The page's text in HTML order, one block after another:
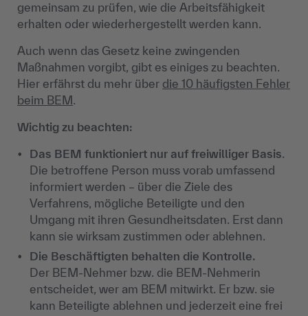
gemeinsam zu prüfen, wie die Arbeitsfähigkeit
erhalten oder wiederhergestellt werden kann.
Auch wenn das Gesetz keine zwingenden
Maßnahmen vorgibt, gibt es einiges zu beachten.
Hier erfährst du mehr über die 10 häufigsten Fehler
beim BEM.
Wichtig zu beachten:
Das BEM funktioniert nur auf freiwilliger Basis.
Die betroffene Person muss vorab umfassend
informiert werden – über die Ziele des
Verfahrens, mögliche Beteiligte und den
Umgang mit ihren Gesundheitsdaten. Erst dann
kann sie wirksam zustimmen oder ablehnen.
Die Beschäftigten behalten die Kontrolle.
Der BEM-Nehmer bzw. die BEM-Nehmerin
entscheidet, wer am BEM mitwirkt. Er bzw. sie
kann Beteiligte ablehnen und jederzeit eine frei